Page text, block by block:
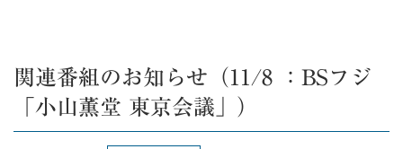
関連番組のお知らせ（11/8 ：BSフジ
「小山薫堂 東京会議」）